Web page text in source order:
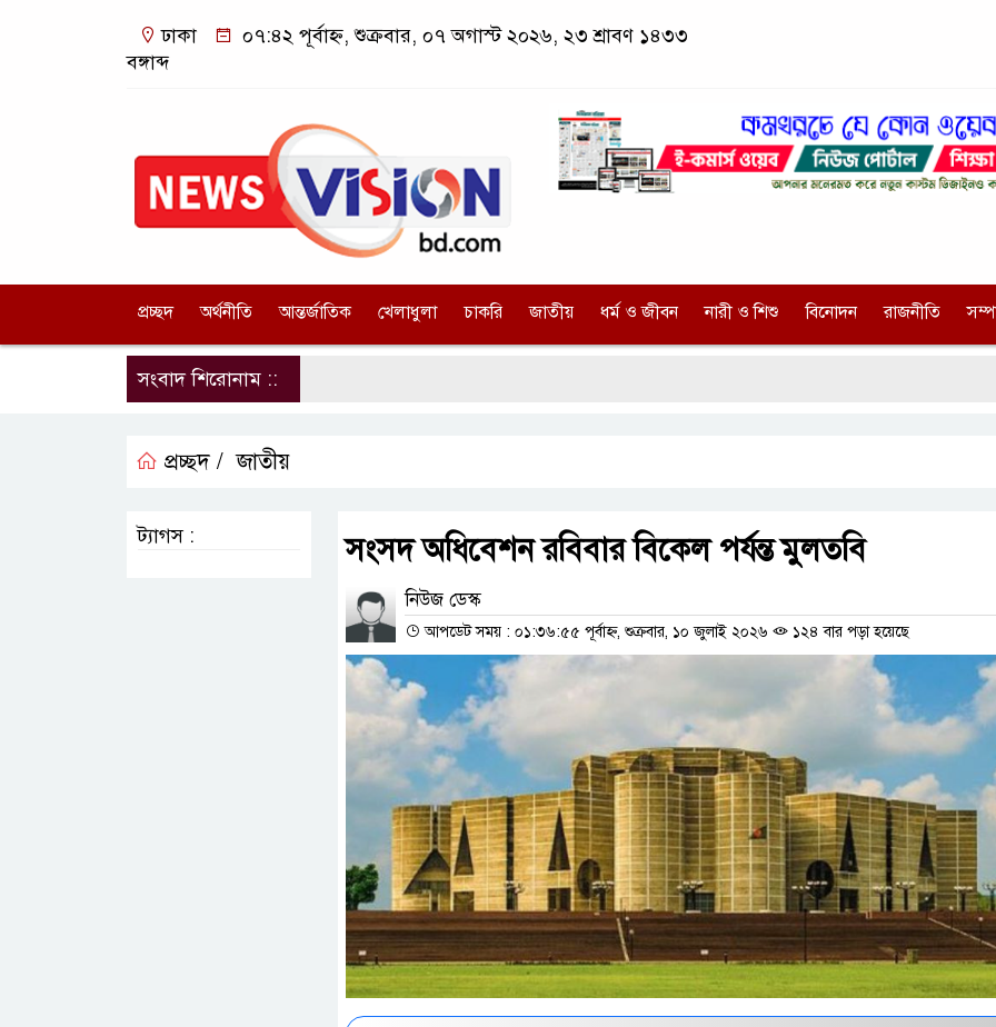
ঢাকা
০৭:৪২ পূর্বাহ্ন, শুক্রবার, ০৭ অগাস্ট ২০২৬, ২৩ শ্রাবণ ১৪৩৩
বঙ্গাব্দ
প্রচ্ছদ অর্থনীতি আন্তর্জাতিক খেলাধুলা চাকরি জাতীয় ধর্ম ও জীবন নারী ও শিশু বিনোদন রাজনীতি
সংবাদ শিরোনাম ::
প্রচ্ছদ / জাতীয়
সংসদ অধিবেশন রবিবার বিকেল পর্যন্ত মুলতবি
নিউজ ডেস্ক
আপডেট সময় : ০১:৩৬:৫৫ পূর্বাহ্ন, শুক্রবার, ১০ জুলাই ২০২৬ ১২৪ বার পড়া হয়েছে
ট্যাগস :